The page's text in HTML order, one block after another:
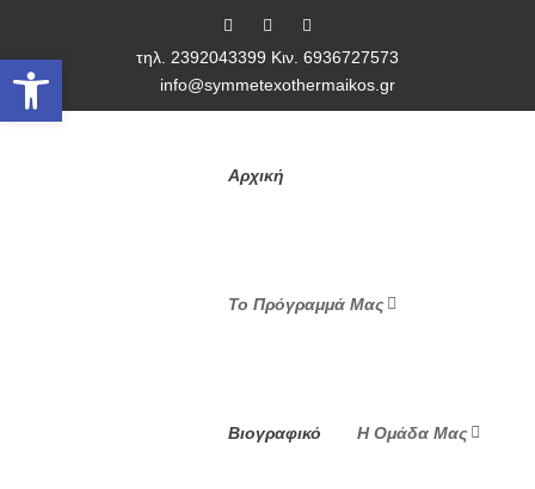
τηλ. 2392043399 Κιν. 6936727573
info@symmetexothermaikos.gr
Αρχική
Το Πρόγραμμά Μας
Βιογραφικό Η Ομάδα Μας
Ανοίξτε τη γραμμή εργαλείων